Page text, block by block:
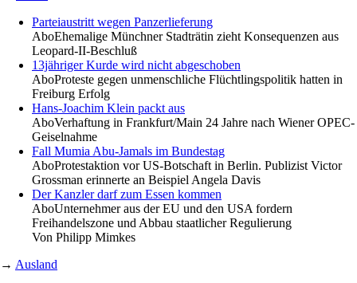
Parteiaustritt wegen Panzerlieferung
AboEhemalige Münchner Stadträtin zieht Konsequenzen aus
Leopard-II-Beschluß
13jähriger Kurde wird nicht abgeschoben
AboProteste gegen unmenschliche Flüchtlingspolitik hatten in
Freiburg Erfolg
Hans-Joachim Klein packt aus
AboVerhaftung in Frankfurt/Main 24 Jahre nach Wiener OPEC-
Geiselnahme
Fall Mumia Abu-Jamals im Bundestag
AboProtestaktion vor US-Botschaft in Berlin. Publizist Victor
Grossman erinnerte an Beispiel Angela Davis
Der Kanzler darf zum Essen kommen
AboUnternehmer aus der EU und den USA fordern
Freihandelszone und Abbau staatlicher Regulierung
Von Philipp Mimkes
→ Ausland